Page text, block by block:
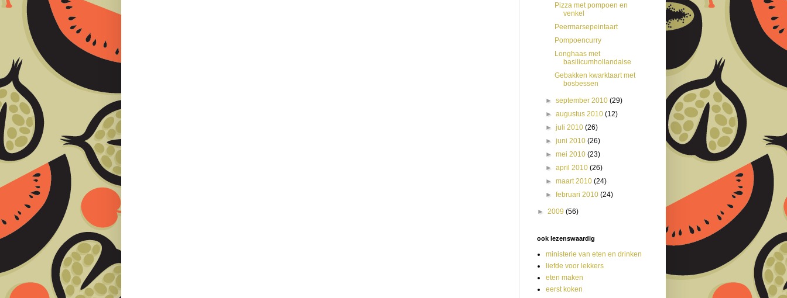
Pizza met pompoen en
venkel
Peermarsepeintaart
Pompoencurry
Longhaas met
basilicumhollandaise
Gebakken kwarktaart met
bosbessen
►september 2010(29)
►augustus 2010(12)
►juli 2010(26)
►juni 2010(26)
►mei 2010(23)
►april 2010(26)
►maart 2010(24)
►februari 2010(24)
► 2009 (56)
ook lezenswaardig
ministerie van eten en drinken
liefde voor lekkers
eten maken
eerst koken